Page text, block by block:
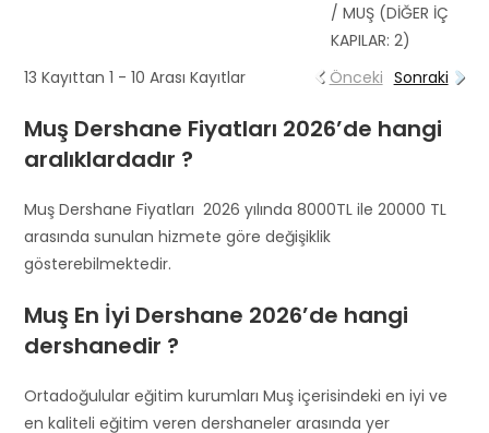
/ MUŞ (DİĞER İÇ
KAPILAR: 2)
13 Kayıttan 1 - 10 Arası Kayıtlar Önceki Sonraki
Muş Dershane Fiyatları 2026’de hangi
aralıklardadır ?
Muş Dershane Fiyatları 2026 yılında 8000TL ile 20000 TL
arasında sunulan hizmete göre değişiklik
gösterebilmektedir.
Muş En İyi Dershane 2026’de hangi
dershanedir ?
Ortadoğulular eğitim kurumları Muş içerisindeki en iyi ve
en kaliteli eğitim veren dershaneler arasında yer